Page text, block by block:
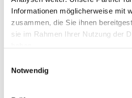
Informationen möglicherweise mit
zusammen, die Sie ihnen
sie im Rahmen Ihrer Nutzung der
Notwendig